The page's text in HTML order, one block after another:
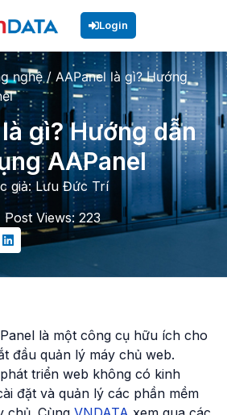
Login
nghệ/ AAPanel là gì? Hướng
gì? Hướng dẫn
AAPanel
giả:Lưu Đức Trí
Post Views: 223
là một công cụ hữu ích cho
đầu quản lý máy chủ web.
triển web không có kinh
đặt và quản lý các phần mềm